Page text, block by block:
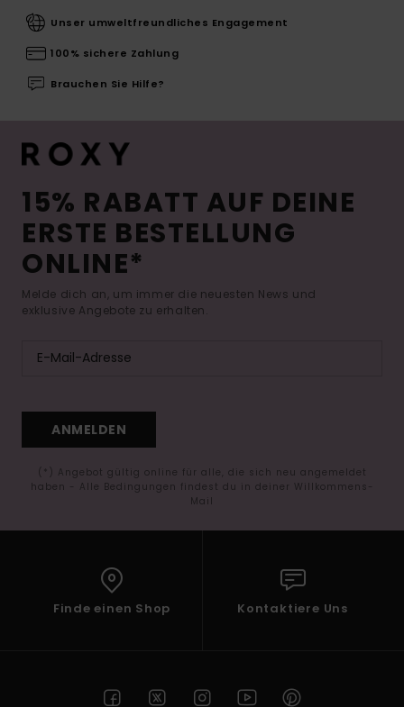
Unser umweltfreundliches Engagement
100% sichere Zahlung
Brauchen Sie Hilfe?
15% RABATT AUF DEINE
ERSTE BESTELLUNG
ONLINE*
Melde dich an, um immer die neuesten News und
exklusive Angebote zu erhalten.
ANMELDEN
(*) Angebot gültig online für alle, die sich neu angemeldet
haben - Alle Bedingungen findest du in deiner Willkommens-
Mail
Finde einen Shop Kontaktiere Uns